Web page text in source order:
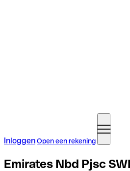
InloggenOpen een rekening
Emirates Nbd Pjsc